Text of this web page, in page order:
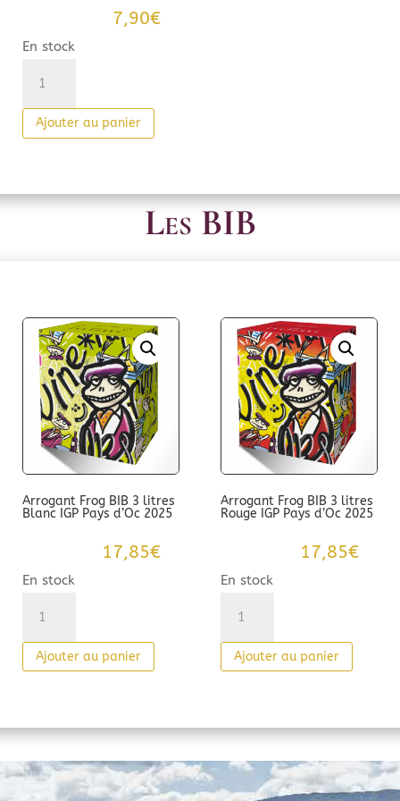
7,90€
En stock
Arrogant
Frog
Bio
Ajouter au panier
Les BIB
Arrogant Frog BIB 3 litres
Blanc IGP Pays d’Oc 2025
17,85€
En stock
Arrogant
Frog
3
Blanc
IGP
Ajouter au panier
Arrogant Frog BIB 3 litres
Rouge IGP Pays d’Oc 2025
17,85€
En stock
Arrogant
Frog
3
Rouge
IGP
Ajouter au panier